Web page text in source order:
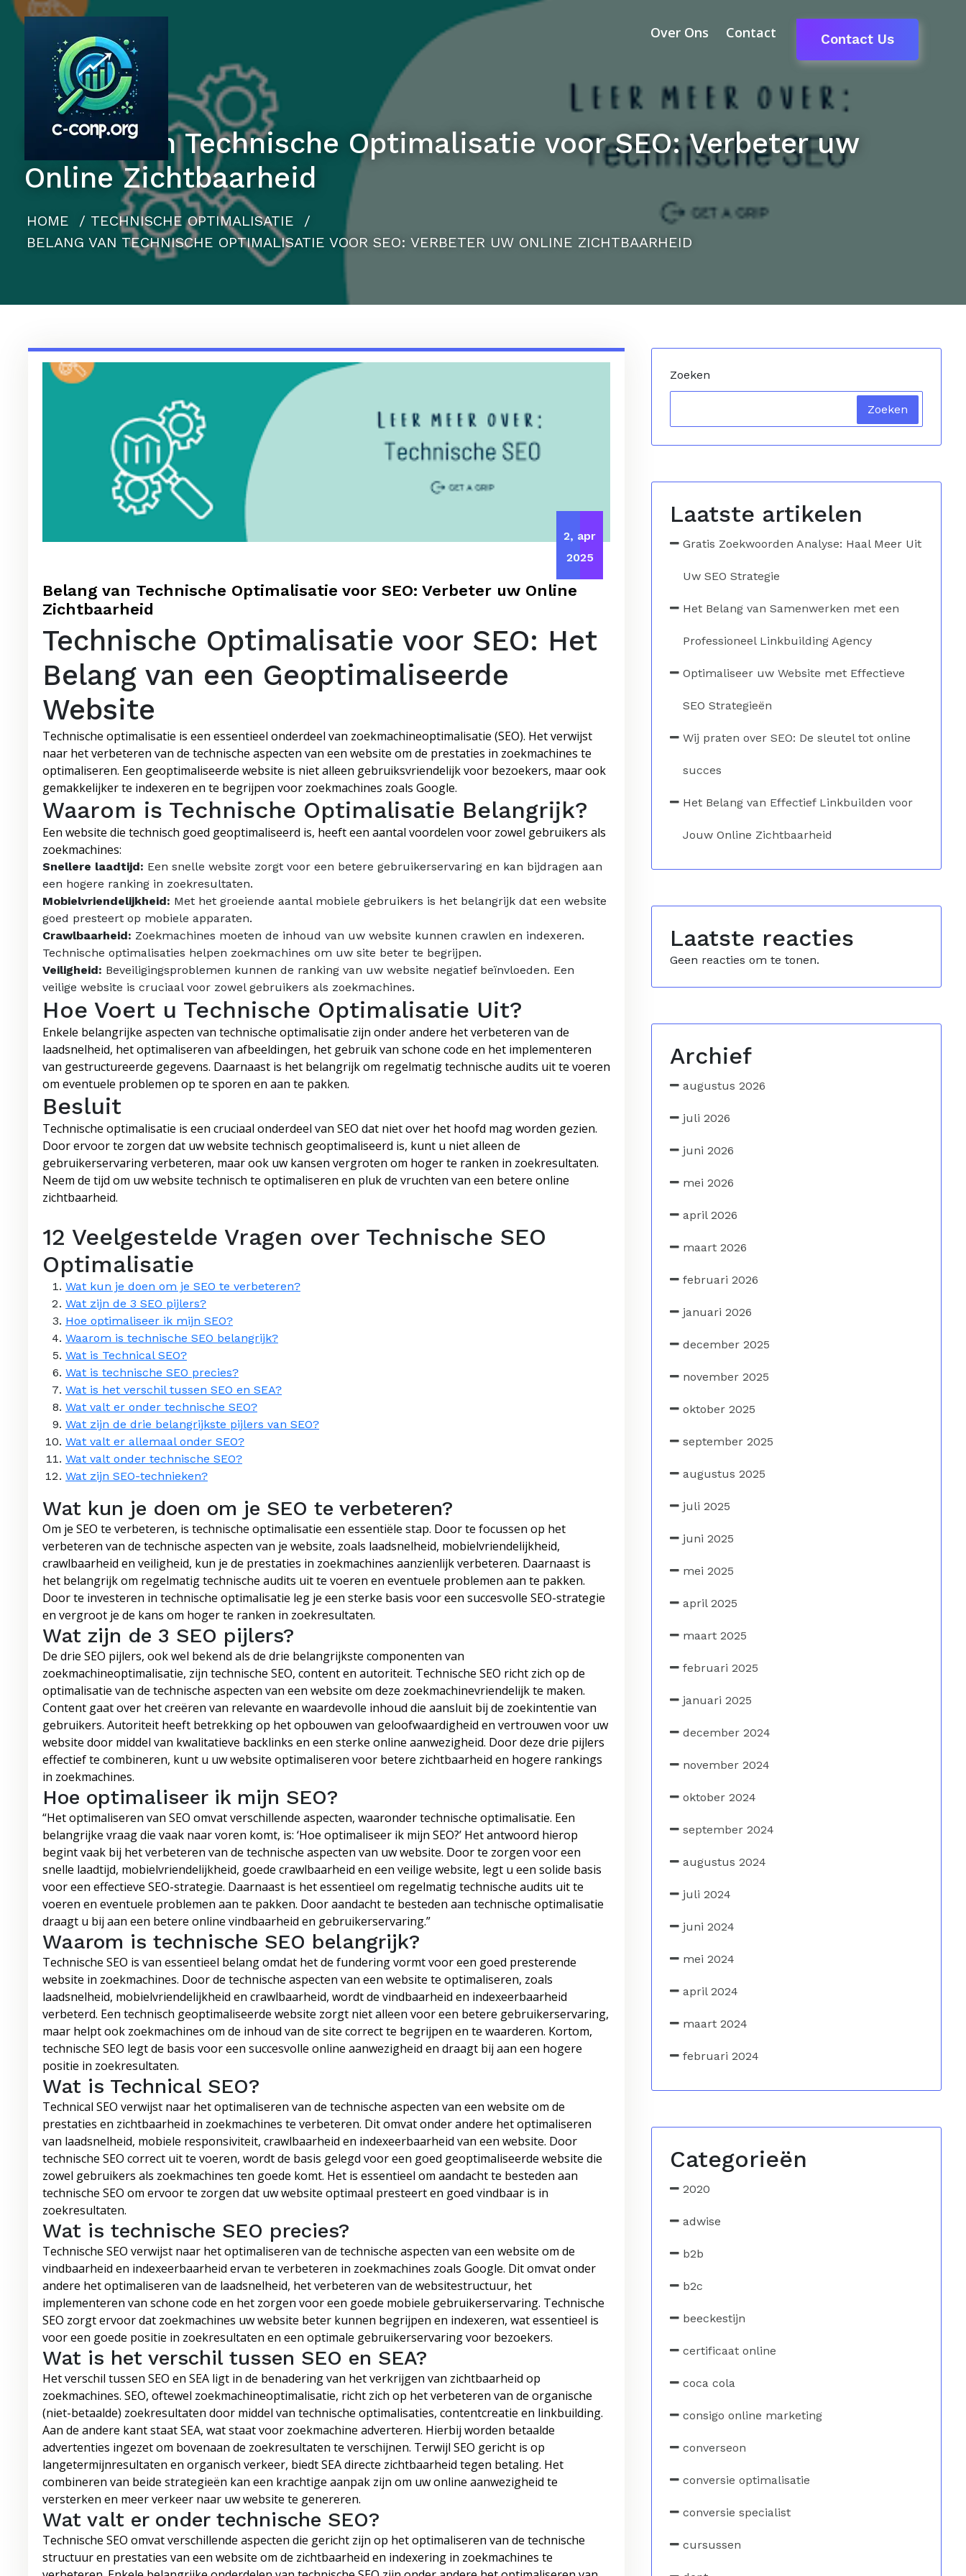
Naar
Over Ons Contact Contact Us
Belang van Technische Optimalisatie voor SEO: Verbeter uw
Online Zichtbaarheid
HOME / TECHNISCHE OPTIMALISATIE /
BELANG VAN TECHNISCHE OPTIMALISATIE VOOR SEO: VERBETER UW ONLINE ZICHTBAARHEID
2, apr
2025
Belang van Technische Optimalisatie voor SEO: Verbeter uw Online
Zichtbaarheid
Technische Optimalisatie voor SEO: Het
Belang van een Geoptimaliseerde
Website
Technische optimalisatie is een essentieel onderdeel van zoekmachineoptimalisatie (SEO). Het verwijst
naar het verbeteren van de technische aspecten van een website om de prestaties in zoekmachines te
optimaliseren. Een geoptimaliseerde website is niet alleen gebruiksvriendelijk voor bezoekers, maar ook
gemakkelijker te indexeren en te begrijpen voor zoekmachines zoals Google.
Waarom is Technische Optimalisatie Belangrijk?
Een website die technisch goed geoptimaliseerd is, heeft een aantal voordelen voor zowel gebruikers als
zoekmachines:
Snellere laadtijd: Een snelle website zorgt voor een betere gebruikerservaring en kan bijdragen aan
een hogere ranking in zoekresultaten.
Mobielvriendelijkheid: Met het groeiende aantal mobiele gebruikers is het belangrijk dat een website
goed presteert op mobiele apparaten.
Crawlbaarheid: Zoekmachines moeten de inhoud van uw website kunnen crawlen en indexeren.
Technische optimalisaties helpen zoekmachines om uw site beter te begrijpen.
Veiligheid: Beveiligingsproblemen kunnen de ranking van uw website negatief beïnvloeden. Een
veilige website is cruciaal voor zowel gebruikers als zoekmachines.
Hoe Voert u Technische Optimalisatie Uit?
Enkele belangrijke aspecten van technische optimalisatie zijn onder andere het verbeteren van de
laadsnelheid, het optimaliseren van afbeeldingen, het gebruik van schone code en het implementeren
van gestructureerde gegevens. Daarnaast is het belangrijk om regelmatig technische audits uit te voeren
om eventuele problemen op te sporen en aan te pakken.
Besluit
Technische optimalisatie is een cruciaal onderdeel van SEO dat niet over het hoofd mag worden gezien.
Door ervoor te zorgen dat uw website technisch geoptimaliseerd is, kunt u niet alleen de
gebruikerservaring verbeteren, maar ook uw kansen vergroten om hoger te ranken in zoekresultaten.
Neem de tijd om uw website technisch te optimaliseren en pluk de vruchten van een betere online
zichtbaarheid.
12 Veelgestelde Vragen over Technische SEO
Optimalisatie
Wat kun je doen om je SEO te verbeteren?
Wat zijn de 3 SEO pijlers?
Hoe optimaliseer ik mijn SEO?
Waarom is technische SEO belangrijk?
Wat is Technical SEO?
Wat is technische SEO precies?
Wat is het verschil tussen SEO en SEA?
Wat valt er onder technische SEO?
Wat zijn de drie belangrijkste pijlers van SEO?
Wat valt er allemaal onder SEO?
Wat valt onder technische SEO?
Wat zijn SEO-technieken?
Wat kun je doen om je SEO te verbeteren?
Om je SEO te verbeteren, is technische optimalisatie een essentiële stap. Door te focussen op het
verbeteren van de technische aspecten van je website, zoals laadsnelheid, mobielvriendelijkheid,
crawlbaarheid en veiligheid, kun je de prestaties in zoekmachines aanzienlijk verbeteren. Daarnaast is
het belangrijk om regelmatig technische audits uit te voeren en eventuele problemen aan te pakken.
Door te investeren in technische optimalisatie leg je een sterke basis voor een succesvolle SEO-strategie
en vergroot je de kans om hoger te ranken in zoekresultaten.
Wat zijn de 3 SEO pijlers?
De drie SEO pijlers, ook wel bekend als de drie belangrijkste componenten van
zoekmachineoptimalisatie, zijn technische SEO, content en autoriteit. Technische SEO richt zich op de
optimalisatie van de technische aspecten van een website om deze zoekmachinevriendelijk te maken.
Content gaat over het creëren van relevante en waardevolle inhoud die aansluit bij de zoekintentie van
gebruikers. Autoriteit heeft betrekking op het opbouwen van geloofwaardigheid en vertrouwen voor uw
website door middel van kwalitatieve backlinks en een sterke online aanwezigheid. Door deze drie pijlers
effectief te combineren, kunt u uw website optimaliseren voor betere zichtbaarheid en hogere rankings
in zoekmachines.
Hoe optimaliseer ik mijn SEO?
“Het optimaliseren van SEO omvat verschillende aspecten, waaronder technische optimalisatie. Een
belangrijke vraag die vaak naar voren komt, is: ‘Hoe optimaliseer ik mijn SEO?’ Het antwoord hierop
begint vaak bij het verbeteren van de technische aspecten van uw website. Door te zorgen voor een
snelle laadtijd, mobielvriendelijkheid, goede crawlbaarheid en een veilige website, legt u een solide basis
voor een effectieve SEO-strategie. Daarnaast is het essentieel om regelmatig technische audits uit te
voeren en eventuele problemen aan te pakken. Door aandacht te besteden aan technische optimalisatie
draagt u bij aan een betere online vindbaarheid en gebruikerservaring.”
Waarom is technische SEO belangrijk?
Technische SEO is van essentieel belang omdat het de fundering vormt voor een goed presterende
website in zoekmachines. Door de technische aspecten van een website te optimaliseren, zoals
laadsnelheid, mobielvriendelijkheid en crawlbaarheid, wordt de vindbaarheid en indexeerbaarheid
verbeterd. Een technisch geoptimaliseerde website zorgt niet alleen voor een betere gebruikerservaring,
maar helpt ook zoekmachines om de inhoud van de site correct te begrijpen en te waarderen. Kortom,
technische SEO legt de basis voor een succesvolle online aanwezigheid en draagt bij aan een hogere
positie in zoekresultaten.
Wat is Technical SEO?
Technical SEO verwijst naar het optimaliseren van de technische aspecten van een website om de
prestaties en zichtbaarheid in zoekmachines te verbeteren. Dit omvat onder andere het optimaliseren
van laadsnelheid, mobiele responsiviteit, crawlbaarheid en indexeerbaarheid van een website. Door
technische SEO correct uit te voeren, wordt de basis gelegd voor een goed geoptimaliseerde website die
zowel gebruikers als zoekmachines ten goede komt. Het is essentieel om aandacht te besteden aan
technische SEO om ervoor te zorgen dat uw website optimaal presteert en goed vindbaar is in
zoekresultaten.
Wat is technische SEO precies?
Technische SEO verwijst naar het optimaliseren van de technische aspecten van een website om de
vindbaarheid en indexeerbaarheid ervan te verbeteren in zoekmachines zoals Google. Dit omvat onder
andere het optimaliseren van de laadsnelheid, het verbeteren van de websitestructuur, het
implementeren van schone code en het zorgen voor een goede mobiele gebruikerservaring. Technische
SEO zorgt ervoor dat zoekmachines uw website beter kunnen begrijpen en indexeren, wat essentieel is
voor een goede positie in zoekresultaten en een optimale gebruikerservaring voor bezoekers.
Wat is het verschil tussen SEO en SEA?
Het verschil tussen SEO en SEA ligt in de benadering van het verkrijgen van zichtbaarheid op
zoekmachines. SEO, oftewel zoekmachineoptimalisatie, richt zich op het verbeteren van de organische
(niet-betaalde) zoekresultaten door middel van technische optimalisaties, contentcreatie en linkbuilding.
Aan de andere kant staat SEA, wat staat voor zoekmachine adverteren. Hierbij worden betaalde
advertenties ingezet om bovenaan de zoekresultaten te verschijnen. Terwijl SEO gericht is op
langetermijnresultaten en organisch verkeer, biedt SEA directe zichtbaarheid tegen betaling. Het
combineren van beide strategieën kan een krachtige aanpak zijn om uw online aanwezigheid te
versterken en meer verkeer naar uw website te genereren.
Wat valt er onder technische SEO?
Technische SEO omvat verschillende aspecten die gericht zijn op het optimaliseren van de technische
structuur en prestaties van een website om de zichtbaarheid en indexering in zoekmachines te
Zoeken
Zoeken
Laatste artikelen
Gratis Zoekwoorden Analyse: Haal Meer Uit
Uw SEO Strategie
Het Belang van Samenwerken met een
Professioneel Linkbuilding Agency
Optimaliseer uw Website met Effectieve
SEO Strategieën
Wij praten over SEO: De sleutel tot online
succes
Het Belang van Effectief Linkbuilden voor
Jouw Online Zichtbaarheid
Laatste reacties
Geen reacties om te tonen.
Archief
augustus 2026
juli 2026
juni 2026
mei 2026
april 2026
maart 2026
februari 2026
januari 2026
december 2025
november 2025
oktober 2025
september 2025
augustus 2025
juli 2025
juni 2025
mei 2025
april 2025
maart 2025
februari 2025
januari 2025
december 2024
november 2024
oktober 2024
september 2024
augustus 2024
juli 2024
juni 2024
mei 2024
april 2024
maart 2024
februari 2024
Categorieën
2020
adwise
b2b
b2c
beeckestijn
certificaat online
coca cola
consigo online marketing
converseon
conversie optimalisatie
conversie specialist
cursussen